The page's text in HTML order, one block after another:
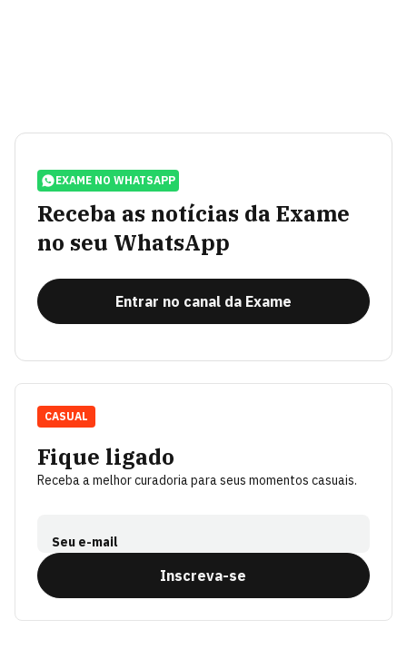
EXAME NO WHATSAPP
Receba as notícias da Exame
no seu WhatsApp
Entrar no canal da Exame
Fique ligado
Receba a melhor curadoria para seus momentos casuais.
Seu e-mail
Inscreva-se
CASUAL